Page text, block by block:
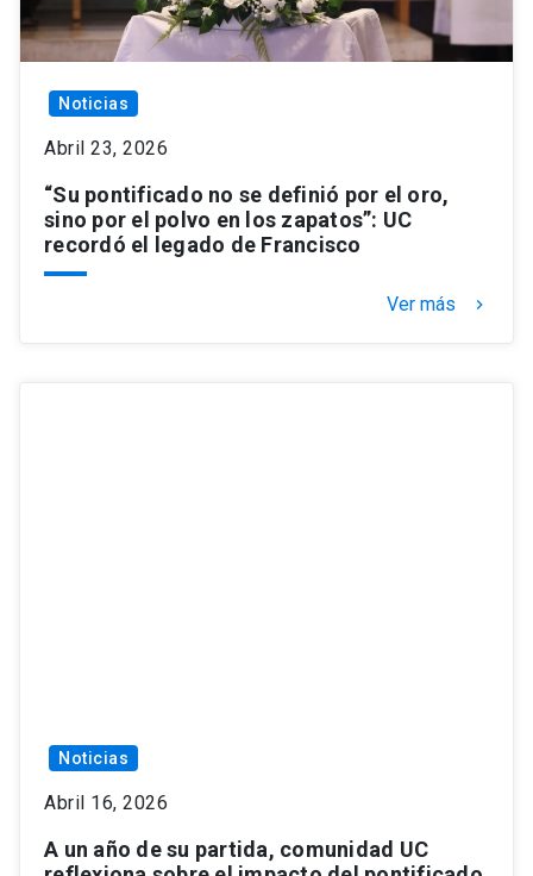
Noticias
Abril 23, 2026
“Su pontificado no se definió por el oro,
sino por el polvo en los zapatos”: UC
recordó el legado de Francisco
Ver más keyboard_arrow_right
Noticias
Abril 16, 2026
A un año de su partida, comunidad UC